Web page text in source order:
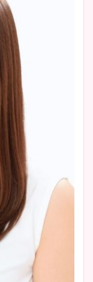
ってた時の体重が
原因や痩せたダ
は？昔と現在を画
像比較！
ナのカップ画像ま
や水着姿に年齢も
調査！
アナのニット画像
も美脚でカップも
凄い！
ナのメガネ画像が